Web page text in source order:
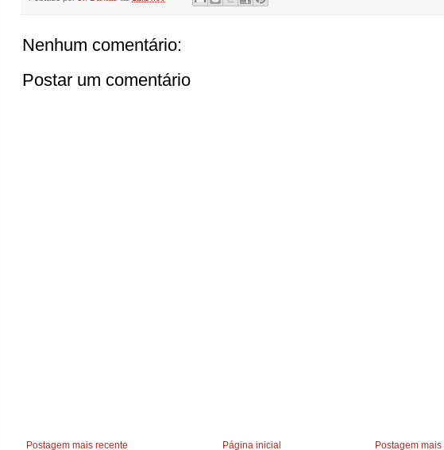
Nenhum comentário:
Postar um comentário
Postagem mais recente Postagem
Página inicial